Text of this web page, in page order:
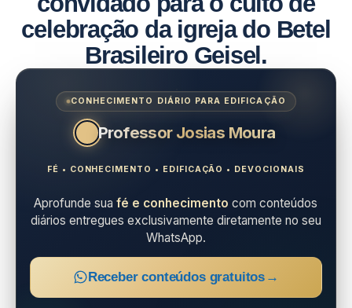
celebração da igreja do Betel
Brasileiro Geisel.
CONHECIMENTO DIÁRIO PARA EDIFICAÇÃO
Professor Josias Moura
FÉ • CONHECIMENTO • EDIFICAÇÃO • DEVOCIONAIS
Aprofunde suafé e conhecimento com conteúdos
diários entregues exclusivamente diretamente no seu
WhatsApp.
Receber conteúdos gratuitos →